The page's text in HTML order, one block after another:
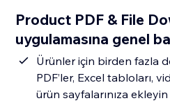
Product PDF & File
uygulamasına genel
Ürünler için birden fazla
PDF’ler, Excel tabloları,
ürün sayfalarınıza ekleyin